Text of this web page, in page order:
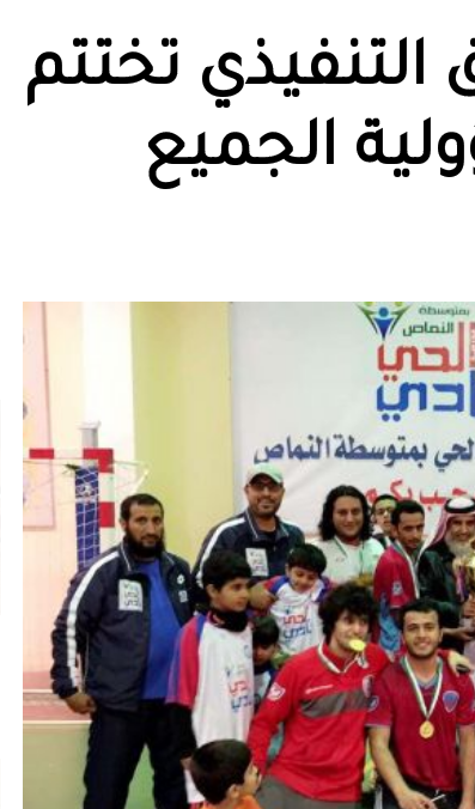
تختتم
الجميع